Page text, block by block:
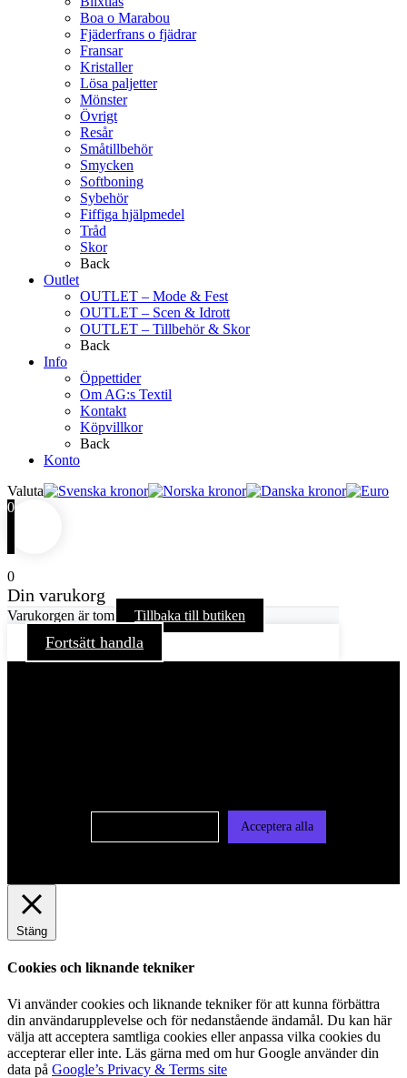
Boa o Marabou
Fjäderfrans o fjädrar
Fransar
Kristaller
Lösa paljetter
Mönster
Övrigt
Resår
Småtillbehör
Smycken
Softboning
Sybehör
Fiffiga hjälpmedel
Tråd
Skor
Back
Outlet
OUTLET – Mode & Fest
OUTLET – Scen & Idrott
OUTLET – Tillbehör & Skor
Back
Info
Öppettider
Om AG:s Textil
Kontakt
Köpvillkor
Back
Konto
Valuta
0
0
Din varukorg
Varukorgen är tom Tillbaka till butiken
Fortsätt handla
Acceptera alla
Stäng
Cookies och liknande tekniker
Vi använder cookies och liknande tekniker för att kunna förbättra
din användarupplevelse och för nedanstående ändamål. Du kan här
välja att acceptera samtliga cookies eller anpassa vilka cookies du
accepterar eller inte. Läs gärna med om hur Google använder din
data på Google’s Privacy & Terms site